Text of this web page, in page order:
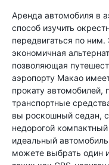
Аренда автомобиля в
способ изучить
передвигаться по ним.
экономичная
позволяющая
аэропорту Макао
прокату
транспортные
вы роскошный седан,
недорогой
идеальный
можете выбрать один